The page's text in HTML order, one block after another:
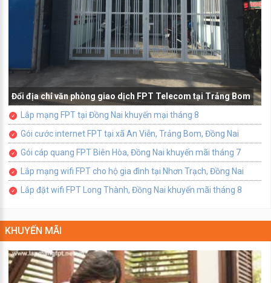
Đổi địa chỉ văn phòng giao dịch FPT Telecom tại Trảng Bom
Lắp mạng FPT tại Đồng Nai khuyến mại tháng 8
Gói cước internet FPT tại xã An Viễn, Trảng Bom, Đồng Nai
Gói cáp quang FPT Biên Hòa, Đồng Nai khuyến mãi tháng 7
Lắp mạng wifi FPT cho hộ gia đình tại Nhơn Trạch, Đồng Nai
Lắp đặt wifi FPT Long Thành, Đồng Nai khuyến mãi tháng 8
KHUYẾN MÃI